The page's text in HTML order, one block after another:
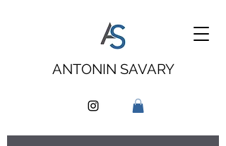
ANTONIN SAVARY